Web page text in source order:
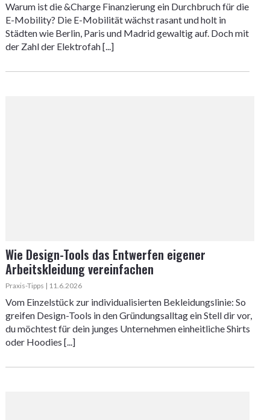
Warum ist die &Charge Finanzierung ein Durchbruch für die
E-Mobility? Die E-Mobilität wächst rasant und holt in
Städten wie Berlin, Paris und Madrid gewaltig auf. Doch mit
der Zahl der Elektrofah [...]
Wie Design-Tools das Entwerfen eigener
Arbeitskleidung vereinfachen
Praxis-Tipps | 11.6.2026
Vom Einzelstück zur individualisierten Bekleidungslinie: So
greifen Design-Tools in den Gründungsalltag ein Stell dir vor,
du möchtest für dein junges Unternehmen einheitliche Shirts
oder Hoodies [...]